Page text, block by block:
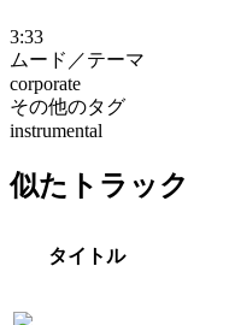
3:33
ムード／テーマ
corporate
その他のタグ
instrumental
似たトラック
タイトル